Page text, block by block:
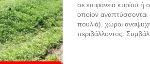
σε επιφάνεια κτιρίου
οποίον αναπτύσσονται
πουλιά), χώροι
περιβάλλοντος: